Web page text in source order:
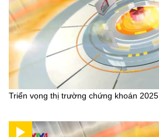
Triển vọng thị trường chứng khoán 2025